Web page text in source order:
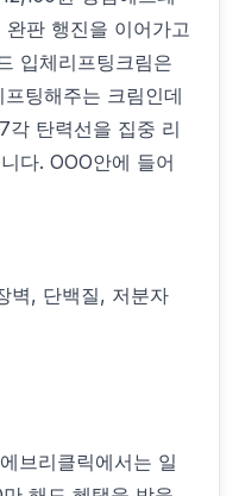
판 행진을 이어가고
입체리프팅크림은
팅해주는 크림인데
각 탄력선을 집중 리
다. OOO안에 들어
벽, 단백질, 저분자
브리클릭에서는 일